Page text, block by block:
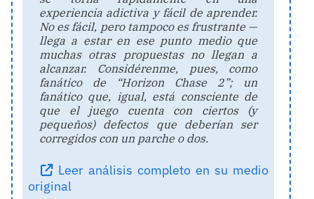
experiencia adictiva y fácil de aprender.
No es fácil, pero tampoco es frustrante —
llega a estar en ese punto medio que
muchas otras propuestas no llegan a
alcanzar. Considérenme, pues, como
fanático de “Horizon Chase 2”; un
fanático que, igual, está consciente de
que el juego cuenta con ciertos (y
pequeños) defectos que deberían ser
corregidos con un parche o dos.
Leer análisis completo en su medio
original